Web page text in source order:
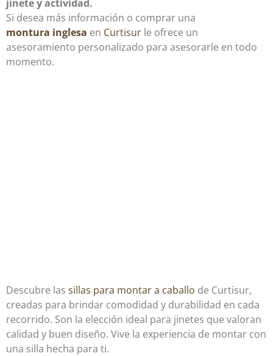
jinete y actividad.
Si desea más información o comprar una
montura inglesa en Curtisur le ofrece un
asesoramiento personalizado para asesorarle en todo
momento.
Descubre las sillas para montar a caballo de Curtisur,
creadas para brindar comodidad y durabilidad en cada
recorrido. Son la elección ideal para jinetes que valoran
calidad y buen diseño. Vive la experiencia de montar con
una silla hecha para ti.